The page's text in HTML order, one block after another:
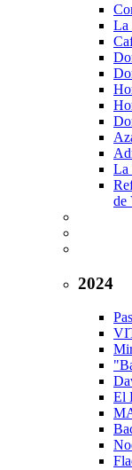
La
La
de
2024
El